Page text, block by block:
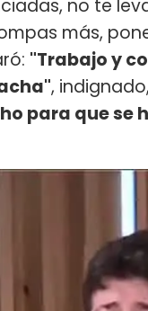
no te
más,
"Trabajo y
,
para que se